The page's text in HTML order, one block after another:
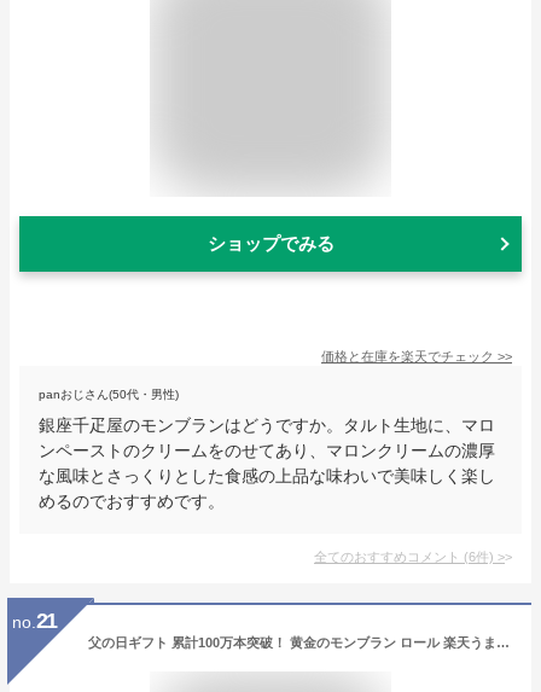
ショップでみる
価格と在庫を楽天でチェック >>
panおじさん(50代・男性)
銀座千疋屋のモンブランはどうですか。タルト生地に、マロ
ンペーストのクリームをのせてあり、マロンクリームの濃厚
な風味とさっくりとした食感の上品な味わいで美味しく楽し
めるのでおすすめです。
全てのおすすめコメント (6件) >
no. 21
父の日ギフト 累計100万本突破！ 黄金のモンブラン ロール 楽天うまいもの大会人気商品！ 3名〜4名 バースデー ロールケーキ モンブラン ケーキ お返し スイーツ プレゼント 誕生日 洋菓子 お取り寄せ ギフト 手土産 栗 お祝い 贈り物 冷凍 ランキング 有名 50代